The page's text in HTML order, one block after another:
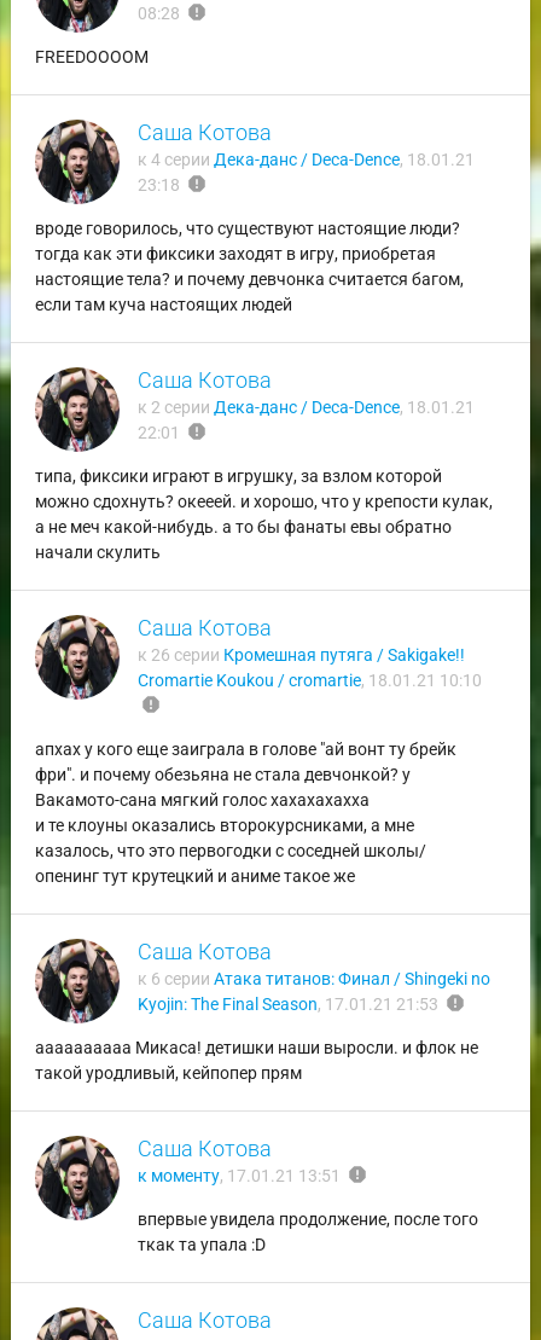
08:28 report
FREEDOOOOM
Саша Котова
к 4 серии Дека-данс / Deca-Dence, 18.01.21
23:18 report
вроде говорилось, что существуют настоящие люди?
тогда как эти фиксики заходят в игру, приобретая
настоящие тела? и почему девчонка считается багом,
если там куча настоящих людей
Саша Котова
к 2 серии Дека-данс / Deca-Dence, 18.01.21
22:01
report
типа, фиксики играют в игрушку, за взлом которой
можно сдохнуть? окееей. и хорошо, что у крепости кулак,
а не меч какой-нибудь. а то бы фанаты евы обратно
начали скулить
Саша Котова
к 26 серии Кромешная путяга / Sakigake!!
Cromartie Koukou / cromartie, 18.01.21 10:10
report
апхах у кого еще заиграла в голове "ай вонт ту брейк
фри". и почему обезьяна не стала девчонкой? у
Вакамото-сана мягкий голос хахахахахха
и те клоуны оказались второкурсниками, а мне
казалось, что это первогодки с соседней школы/
опенинг тут крутецкий и аниме такое же
Саша Котова
к 6 серии Атака титанов: Финал / Shingeki no
Kyojin: The Final Season, 17.01.21 21:53 report
аааааааааа Микаса! детишки наши выросли. и флок не
такой уродливый, кейпопер прям
Саша Котова
к моменту, 17.01.21 13:51 report
впервые увидела продолжение, после того
ткак та упала :D
Саша Котова